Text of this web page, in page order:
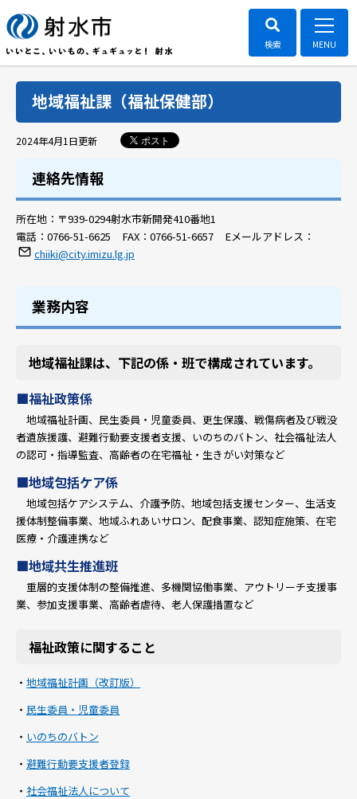
地域福祉課（福祉保健部）
2024年4月1日更新 ポスト
連絡先情報
所在地： 〒939-0294射水市新開発410番地1
電話： 0766-51-6625 FAX： 0766-51-6657 Eメールアドレス：
chiiki@city.imizu.lg.jp
業務内容
地域福祉課は、下記の係・班で構成されています。
■福祉政策係
地域福祉計画、民生委員・児童委員、更生保護、戦傷病者及び戦没
者遺族援護、避難行動要支援者支援、いのちのバトン、社会福祉法人
の認可・指導監査、高齢者の在宅福祉・生きがい対策など
■地域包括ケア係
地域包括ケアシステム、介護予防、地域包括支援センター、生活支
援体制整備事業、地域ふれあいサロン、配食事業、認知症施策、在宅
医療・介護連携など
■地域共生推進班
重層的支援体制の整備推進、多機関協働事業、アウトリーチ支援事
業、参加支援事業、高齢者虐待、老人保護措置など
福祉政策に関すること
・ 地域福祉計画（改訂版）
・ 民生委員・児童委員
・ いのちのバトン
・ 避難行動要支援者登録
・ 社会福祉法人について